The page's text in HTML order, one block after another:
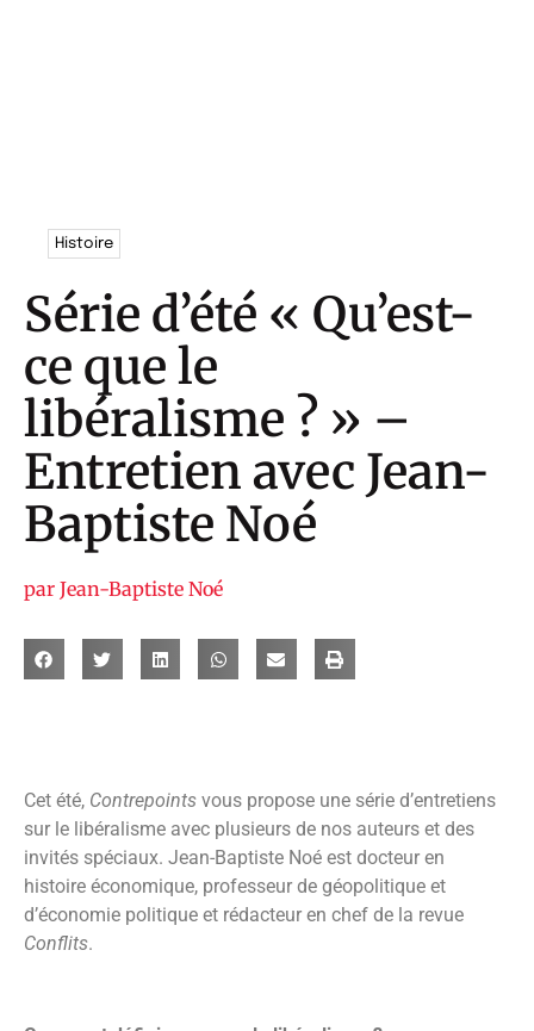
Histoire
Série d’été « Qu’est-
ce que le
libéralisme ? » –
Entretien avec Jean-
Baptiste Noé
par Jean-Baptiste Noé
Cet été, Contrepoints vous propose une série d’entretiens
sur le libéralisme avec plusieurs de nos auteurs et des
invités spéciaux. Jean-Baptiste Noé est docteur en
histoire économique, professeur de géopolitique et
d’économie politique et rédacteur en chef de la revue
Conflits.